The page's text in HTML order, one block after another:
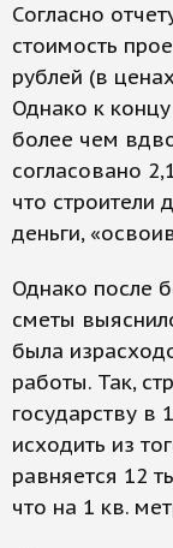
Согласно
стоимость
рублей (в
Однако к
более чем
согласовано
что
деньги,
Однако после
сметы
была
работы. Так,
государству в
исходить из
равняется 12
что на 1 кв.